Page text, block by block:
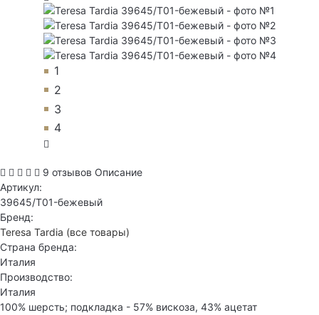
1
2
3
4
9 отзывов Описание
Артикул:
39645/T01-бежевый
Бренд:
Teresa Tardia (все товары)
Страна бренда:
Италия
Производство:
Италия
100% шерсть; подкладка - 57% вискоза, 43% ацетат